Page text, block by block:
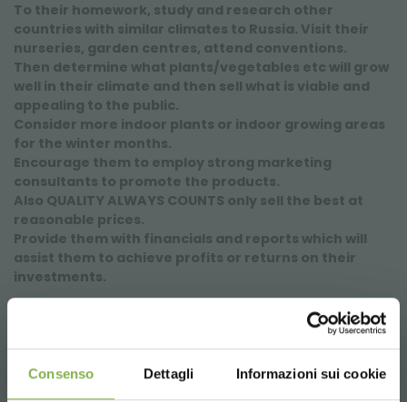
Consenso Dettagli Informazioni sui cookie
To their homework, study and research other
countries with similar climates to Russia. Visit their
nurseries, garden centres, attend conventions.
Then determine what plants/vegetables etc will grow
well in their climate and then sell what is viable and
appealing to the public.
Consider more indoor plants or indoor growing areas
for the winter months.
Encourage them to employ strong marketing
consultants to promote the products.
Also QUALITY ALWAYS COUNTS only sell the best at
reasonable prices.
Provide them with financials and reports which will
assist them to achieve profits or returns on their
investments.
Nick supo intuir cuáles categorías de mercaderías
daban mayor beneficio a sus haberes y en ellas ha
invertido.
Nick vio que con el humus podían tener márgenes muy